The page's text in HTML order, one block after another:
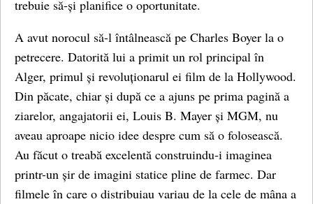
trebuie să-și planifice o oportunitate.
A avut norocul să-l întâlnească pe Charles Boyer la o
petrecere. Datorită lui a primit un rol principal în
Alger, primul și revoluționarul ei film de la Hollywood.
Din păcate, chiar și după ce a ajuns pe prima pagină a
ziarelor, angajatorii ei, Louis B. Mayer și MGM, nu
aveau aproape nicio idee despre cum să o folosească.
Au făcut o treabă excelentă construindu-i imaginea
printr-un șir de imagini statice pline de farmec. Dar
filmele în care o distribuiau variau de la cele de mâna a